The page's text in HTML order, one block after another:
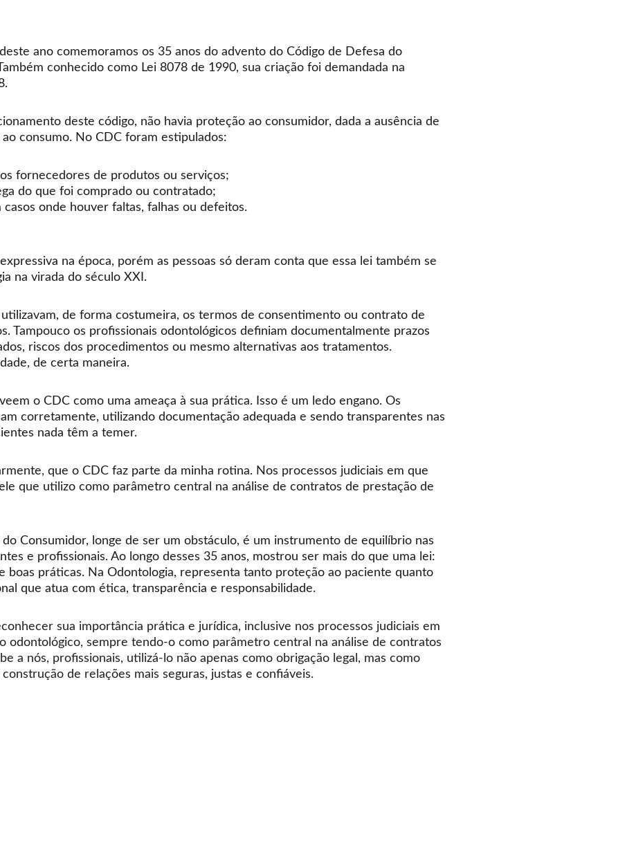
ano comemoramos os 35 anos do advento do Código de Defesa do
conhecido como Lei 8078 de 1990, sua criação foi demandada na
deste código, não havia proteção ao consumidor, dada a ausência de
consumo. No CDC foram estipulados:
fornecedores de produtos ou serviços;
do que foi comprado ou contratado;
casos onde houver faltas, falhas ou defeitos.
na época, porém as pessoas só deram conta que essa lei também se
na virada do século XXI.
de forma costumeira, os termos de consentimento ou contrato de
Tampouco os profissionais odontológicos definiam documentalmente prazos
riscos dos procedimentos ou mesmo alternativas aos tratamentos.
de certa maneira.
o CDC como uma ameaça à sua prática. Isso é um ledo engano. Os
corretamente, utilizando documentação adequada e sendo transparentes nas
nada têm a temer.
que o CDC faz parte da minha rotina. Nos processos judiciais em que
que utilizo como parâmetro central na análise de contratos de prestação de
Consumidor, longe de ser um obstáculo, é um instrumento de equilíbrio nas
e profissionais. Ao longo desses 35 anos, mostrou ser mais do que uma lei:
boas práticas. Na Odontologia, representa tanto proteção ao paciente quanto
que atua com ética, transparência e responsabilidade.
sua importância prática e jurídica, inclusive nos processos judiciais em
odontológico, sempre tendo-o como parâmetro central na análise de contratos
a nós, profissionais, utilizá-lo não apenas como obrigação legal, mas como
de relações mais seguras, justas e confiáveis.